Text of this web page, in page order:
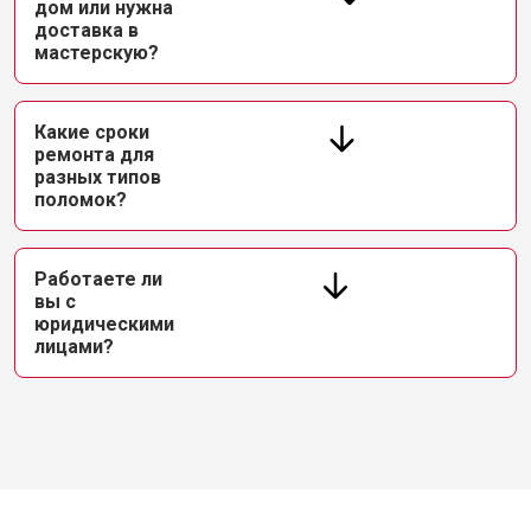
дом или нужна
доставка в
мастерскую?
Какие сроки
ремонта для
разных типов
поломок?
Работаете ли
вы с
юридическими
лицами?